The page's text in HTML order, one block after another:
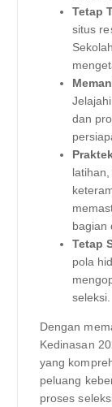
Tetap
situs
dan
bagian
Tetap
pola
seleksi.
Dengan
Kedinasan
yang
peluang
proses